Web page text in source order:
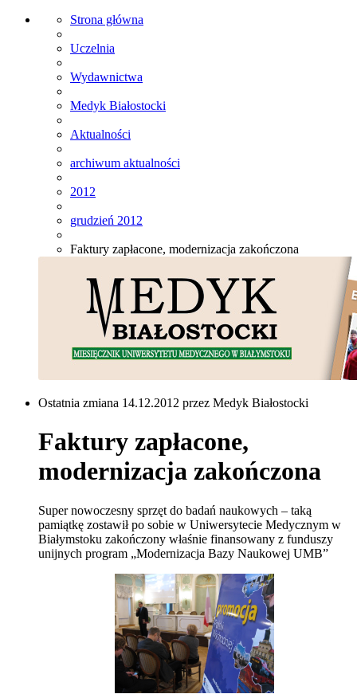
Strona główna
Uczelnia
Wydawnictwa
Medyk Białostocki
Aktualności
archiwum aktualności
2012
grudzień 2012
Faktury zapłacone, modernizacja zakończona
Ostatnia zmiana 14.12.2012 przez Medyk Białostocki
Faktury zapłacone,
modernizacja zakończona
Super nowoczesny sprzęt do badań naukowych – taką
pamiątkę zostawił po sobie w Uniwersytecie Medycznym w
Białymstoku zakończony właśnie finansowany z funduszy
unijnych program „Modernizacja Bazy Naukowej UMB”